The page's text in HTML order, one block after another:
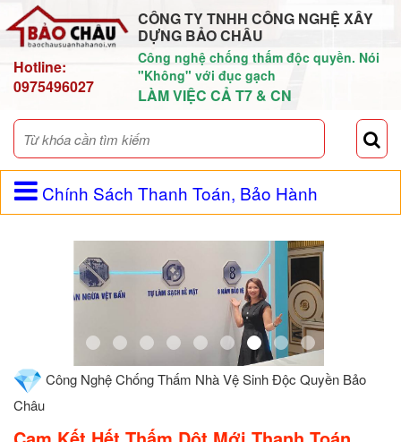
Hotline:
0975496027
CÔNG TY TNHH CÔNG NGHỆ XÂY
DỰNG BẢO CHÂU
Công nghệ chống thấm độc quyền. Nói
"Không" với đục gạch
LÀM VIỆC CẢ T7 & CN
Chính Sách Thanh Toán, Bảo Hành
Công Nghệ Chống Thấm Nhà Vệ Sinh Độc Quyền Bảo
Châu